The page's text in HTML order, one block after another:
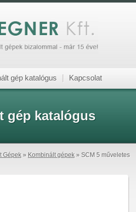
gép katalógus Kapcsolat
gép katalógus
Gépek » Kombinált gépek » SCM 5 műveletes